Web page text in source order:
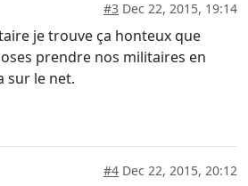
#3 Dec 22, 2015, 19:14
je trouve ça honteux que
prendre nos militaires en
sur le net.
#4 Dec 22, 2015, 20:12